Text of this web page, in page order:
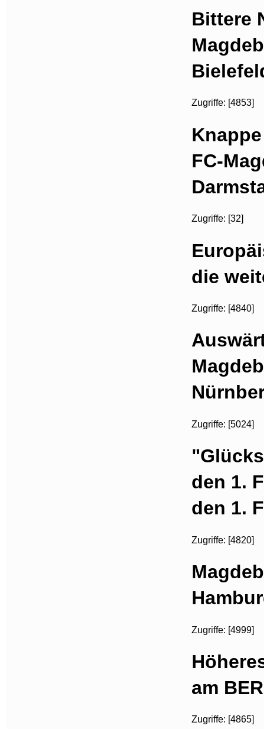
Bittere
Zugriffe: [4853]
FC-
Zugriffe: [32]
die
Zugriffe: [4840]
Zugriffe: [5024]
den 1.
den 1.
Zugriffe: [4820]
Zugriffe: [4999]
am
Zugriffe: [4865]